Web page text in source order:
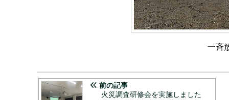
一斉
前の記事
火災調査研修会を実施しました